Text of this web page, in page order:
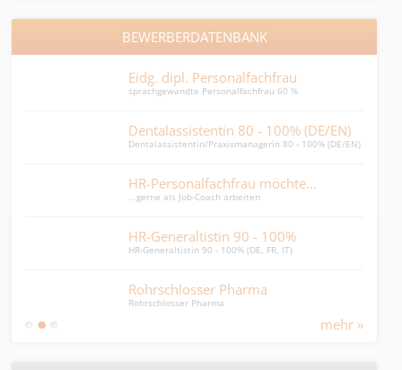
BEWERBERDATENBANK
Eidg. dipl. Personalfachfrau
sprachgewandte Personalfachfrau 60 %
Dentalassistentin 80 - 100% (DE/EN)
Dentalassistentin/Praxismanagerin 80 - 100% (DE/EN)
HR-Personalfachfrau möchte...
...gerne als Job-Coach arbeiten
HR-Generaltistin 90 - 100%
HR-Generaltistin 90 - 100% (DE, FR, IT)
Rohrschlosser Pharma
Rohrschlosser Pharma
mehr »